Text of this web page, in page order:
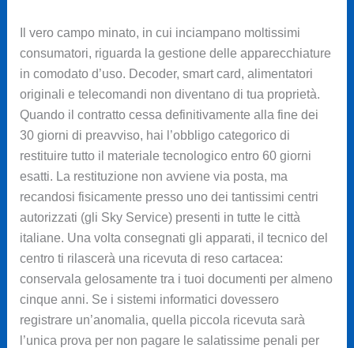
Il vero campo minato, in cui inciampano moltissimi
consumatori, riguarda la gestione delle apparecchiature
in comodato d’uso. Decoder, smart card, alimentatori
originali e telecomandi non diventano di tua proprietà.
Quando il contratto cessa definitivamente alla fine dei
30 giorni di preavviso, hai l’obbligo categorico di
restituire tutto il materiale tecnologico entro 60 giorni
esatti. La restituzione non avviene via posta, ma
recandosi fisicamente presso uno dei tantissimi centri
autorizzati (gli Sky Service) presenti in tutte le città
italiane. Una volta consegnati gli apparati, il tecnico del
centro ti rilascerà una ricevuta di reso cartacea:
conservala gelosamente tra i tuoi documenti per almeno
cinque anni. Se i sistemi informatici dovessero
registrare un’anomalia, quella piccola ricevuta sarà
l’unica prova per non pagare le salatissime penali per